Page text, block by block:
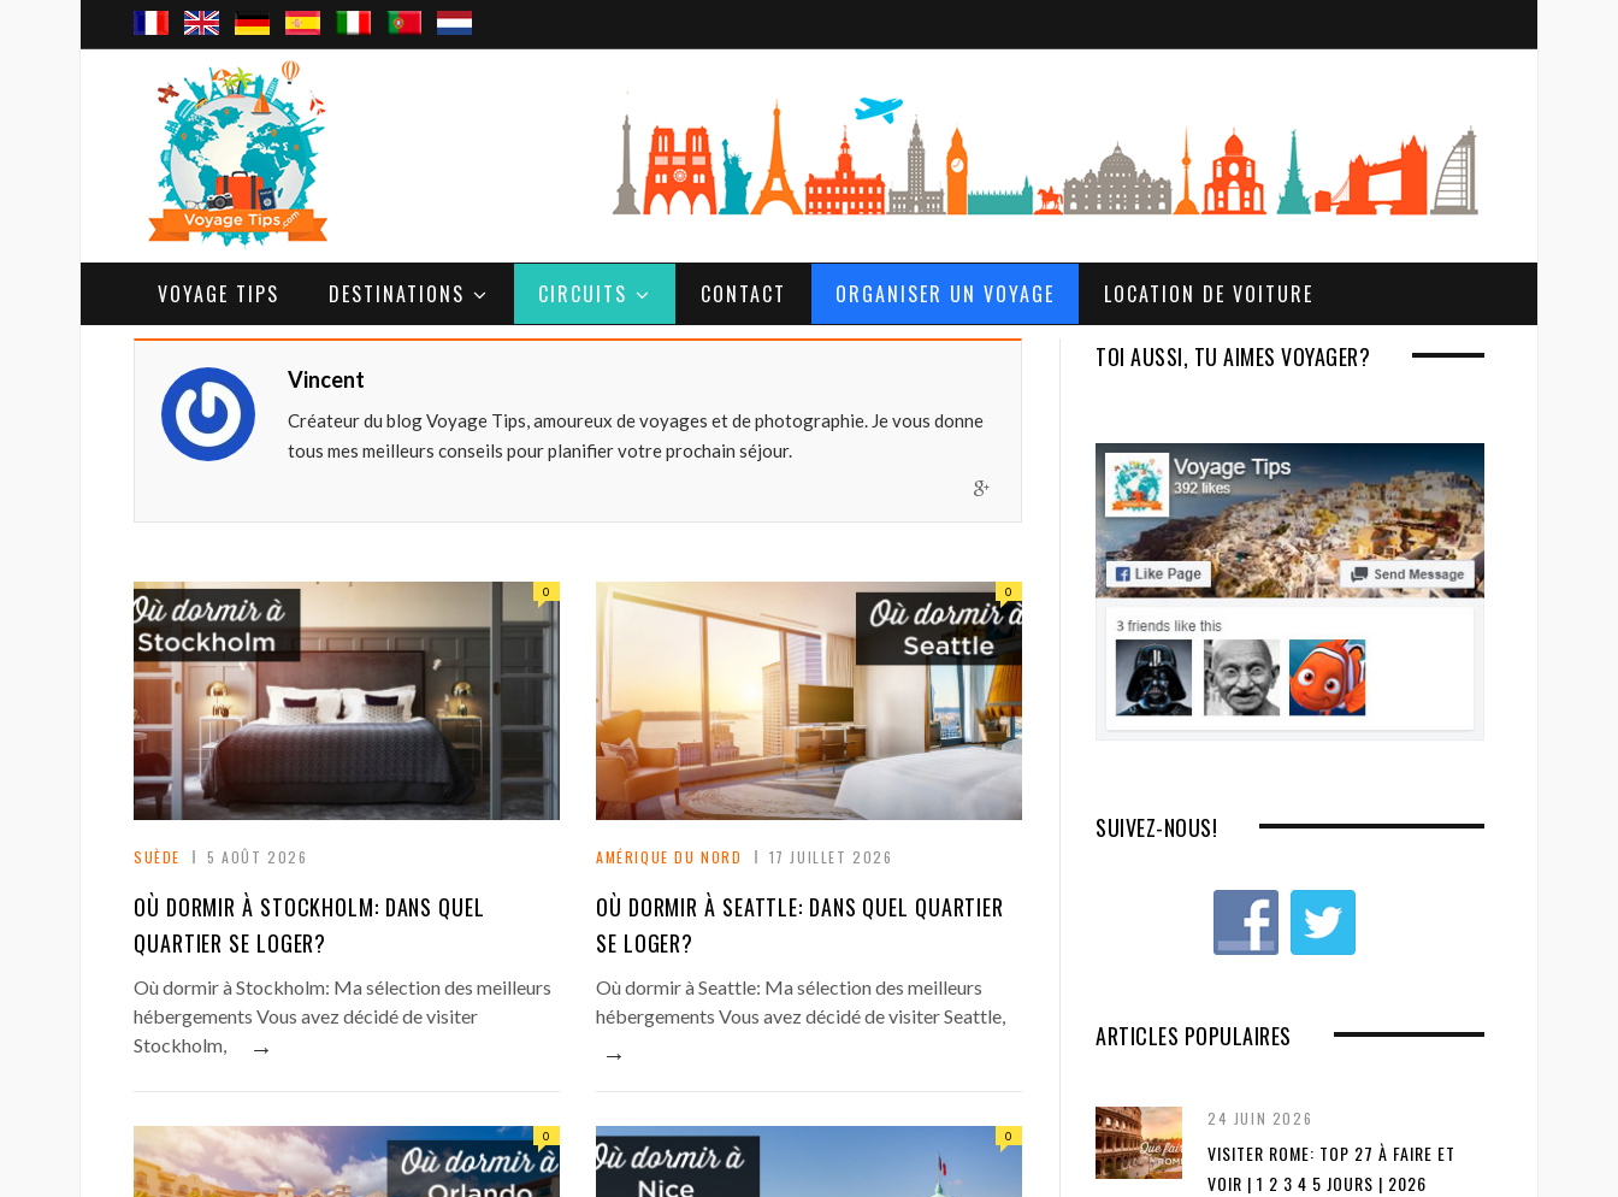
r
c
h
VOYAGE TIPS DESTINATIONS CIRCUITS CONTACT ORGANISER UN VOYAGE LOCATION DE VOITURE
Vincent
Créateur du blog Voyage Tips, amoureux de voyages et de photographie. Je vous donne
tous mes meilleurs conseils pour planifier votre prochain séjour.
G
l
+
SUÈDE 5 AOÛT 2026
0
OÙ DORMIR À STOCKHOLM: DANS QUEL
QUARTIER SE LOGER?
Où dormir à Stockholm: Ma sélection des meilleurs
hébergements Vous avez décidé de visiter
Stockholm,
→
AMÉRIQUE DU NORD 17 JUILLET 2026
0
OÙ DORMIR À SEATTLE: DANS QUEL QUARTIER
SE LOGER?
Où dormir à Seattle: Ma sélection des meilleurs
hébergements Vous avez décidé de visiter Seattle,
→
0 0
TOI AUSSI, TU AIMES VOYAGER?
SUIVEZ-NOUS!
ARTICLES POPULAIRES
24 JUIN 2026
VISITER ROME: TOP 27 À FAIRE ET
VOIR | 1 2 3 4 5 JOURS | 2026